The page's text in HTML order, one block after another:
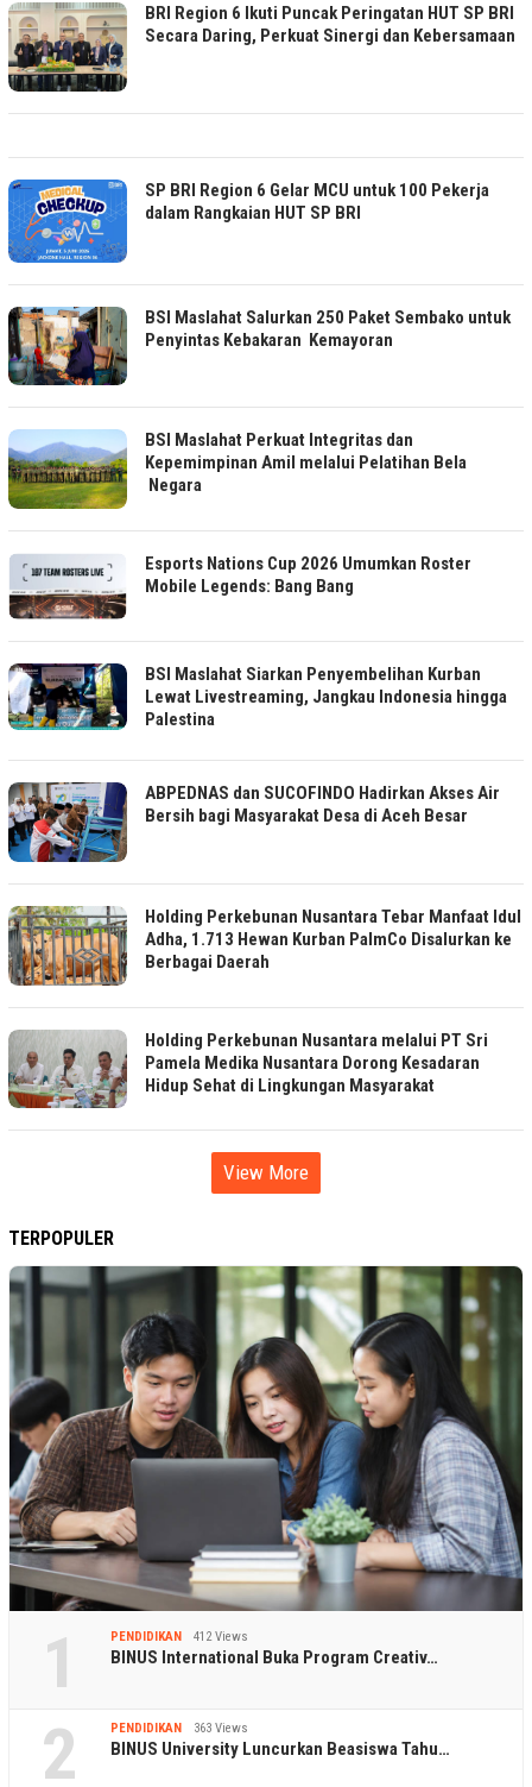
BRI Region 6 Ikuti Puncak Peringatan HUT SP BRI
Secara Daring, Perkuat Sinergi dan Kebersamaan
SP BRI Region 6 Gelar MCU untuk 100 Pekerja
dalam Rangkaian HUT SP BRI
BSI Maslahat Salurkan 250 Paket Sembako untuk
Penyintas Kebakaran Kemayoran
BSI Maslahat Perkuat Integritas dan
Kepemimpinan Amil melalui Pelatihan Bela
Negara
Esports Nations Cup 2026 Umumkan Roster
Mobile Legends: Bang Bang
BSI Maslahat Siarkan Penyembelihan Kurban
Lewat Livestreaming, Jangkau Indonesia hingga
Palestina
ABPEDNAS dan SUCOFINDO Hadirkan Akses Air
Bersih bagi Masyarakat Desa di Aceh Besar
Holding Perkebunan Nusantara Tebar Manfaat Idul
Adha, 1.713 Hewan Kurban PalmCo Disalurkan ke
Berbagai Daerah
Holding Perkebunan Nusantara melalui PT Sri
Pamela Medika Nusantara Dorong Kesadaran
Hidup Sehat di Lingkungan Masyarakat
View More
TERPOPULER
1 PENDIDIKAN 412 Views
BINUS International Buka Program Creativ…
2 PENDIDIKAN 363 Views
BINUS University Luncurkan Beasiswa Tahu…